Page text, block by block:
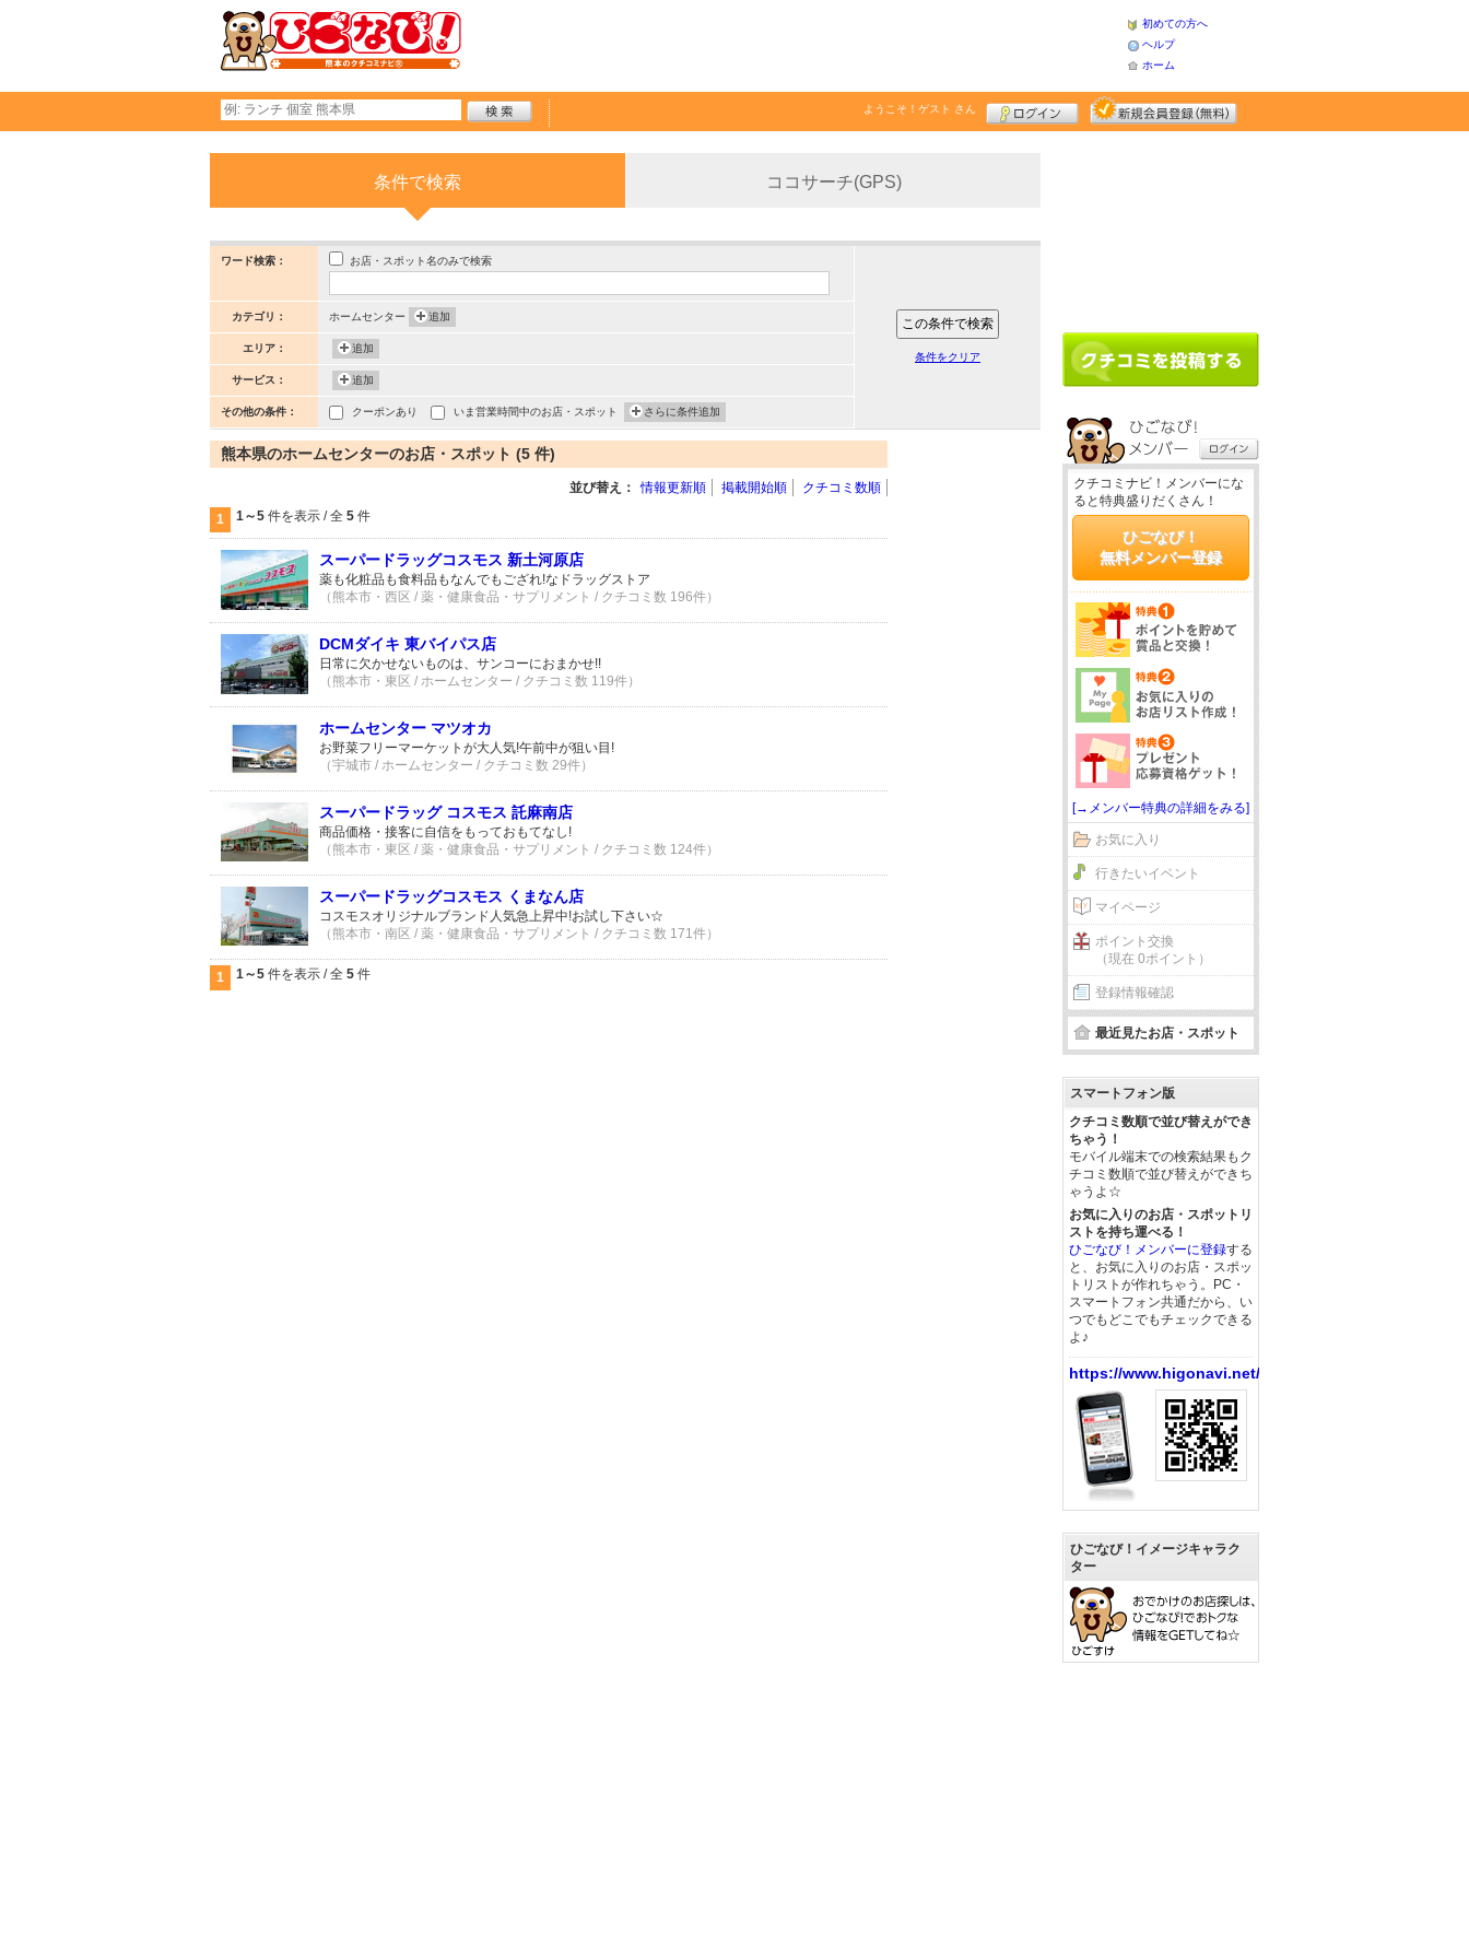
初めての方へ
ヘルプ
ホーム
ようこそ！ ゲスト さん
条件で検索 ココサーチ(GPS)
ワード検索： お店・スポット名のみで検索
カテゴリ： ホームセンター 追加
エリア： 追加
サービス： 追加
その他の条件： クーポンあり いま営業時間中のお店・スポット さらに条件追加
条件をクリア
熊本県のホームセンターのお店・スポット (5 件)
並び替え： 情報更新順 掲載開始順 クチコミ数順
1 1～5 件を表示 / 全 5 件
スーパードラッグコスモス 新土河原店
薬も化粧品も食料品もなんでもござれ!なドラッグストア
（熊本市・西区 / 薬・健康食品・サプリメント / クチコミ数 196件）
DCMダイキ 東バイパス店
日常に欠かせないものは、サンコーにおまかせ!!
（熊本市・東区 / ホームセンター / クチコミ数 119件）
ホームセンター マツオカ
お野菜フリーマーケットが大人気!午前中が狙い目!
（宇城市 / ホームセンター / クチコミ数 29件）
スーパードラッグ コスモス 託麻南店
商品価格・接客に自信をもっておもてなし!
（熊本市・東区 / 薬・健康食品・サプリメント / クチコミ数 124件）
スーパードラッグコスモス くまなん店
コスモスオリジナルブランド人気急上昇中!お試し下さい☆
（熊本市・南区 / 薬・健康食品・サプリメント / クチコミ数 171件）
1 1～5 件を表示 / 全 5 件
クチコミナビ！メンバーにな
ると特典盛りだくさん！
ひごなび！
無料メンバー登録
[→メンバー特典の詳細をみる]
お気に入り
行きたいイベント
マイページ
ポイント交換
（現在 0ポイント）
登録情報確認
最近見たお店・スポット
スマートフォン版
クチコミ数順で並び替えができ
ちゃう！
モバイル端末での検索結果もク
チコミ数順で並び替えができち
ゃうよ☆
お気に入りのお店・スポットリ
ストを持ち運べる！
ひごなび！メンバーに登録する
と、お気に入りのお店・スポッ
トリストが作れちゃう。PC・
スマートフォン共通だから、い
つでもどこでもチェックできる
よ♪
https://www.higonavi.net/
ひごなび！イメージキャラク
ター